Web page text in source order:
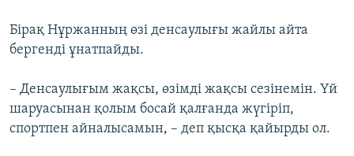
Бірақ Нұржанның өзі денсаулығы жайлы айта
бергенді ұнатпайды.
– Денсаулығым жақсы, өзімді жақсы сезінемін. Үй
шаруасынан қолым босай қалғанда жүгіріп,
спортпен айналысамын, – деп қысқа қайырды ол.